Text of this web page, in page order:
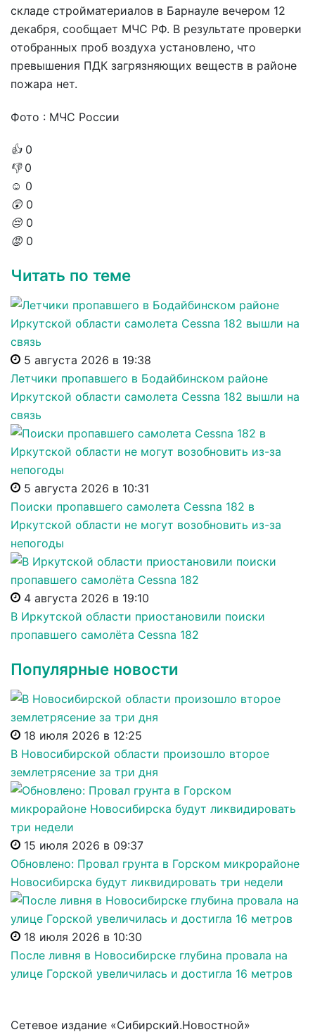
складе стройматериалов в Барнауле вечером 12
декабря, сообщает МЧС РФ. В результате проверки
отобранных проб воздуха установлено, что
превышения ПДК загрязняющих веществ в районе
пожара нет.
Фото : МЧС России
👍 0
👎 0
☺️ 0
😲 0
😔 0
😡 0
Читать по теме
5 августа 2026 в 19:38
Летчики пропавшего в Бодайбинском районе
Иркутской области самолета Cessna 182 вышли на
связь
5 августа 2026 в 10:31
Поиски пропавшего самолета Cessna 182 в
Иркутской области не могут возобновить из-за
непогоды
4 августа 2026 в 19:10
В Иркутской области приостановили поиски
пропавшего самолёта Cessna 182
Популярные новости
18 июля 2026 в 12:25
В Новосибирской области произошло второе
землетрясение за три дня
15 июля 2026 в 09:37
Обновлено: Провал грунта в Горском микрорайоне
Новосибирска будут ликвидировать три недели
18 июля 2026 в 10:30
После ливня в Новосибирске глубина провала на
улице Горской увеличилась и достигла 16 метров
Сетевое издание «Сибирский.Новостной»